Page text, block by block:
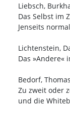
Liebsch,
Das Selbst im
Jenseits
Lichtenstein,
Das »Andere«
Bedorf, Thomas
Zu zweit oder
und die